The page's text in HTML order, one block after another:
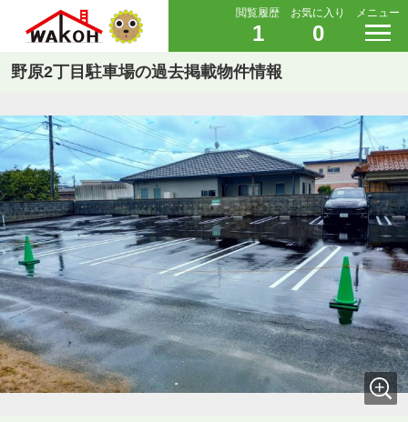
閲覧履歴
1
お気に入り
0
メニュー
野原2丁目駐車場の過去掲載物件情報